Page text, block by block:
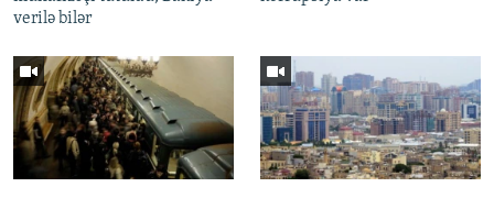
verilə bilər